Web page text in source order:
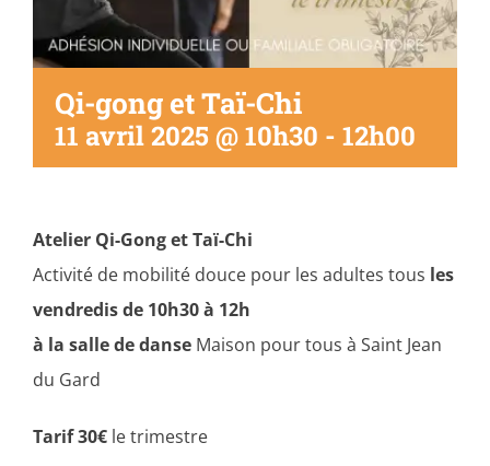
Qi-gong et Taï-Chi
11 avril 2025 @ 10h30 - 12h00
Atelier Qi-Gong et Taï-Chi
Activité de mobilité douce pour les adultes tous les
vendredis de 10h30 à 12h
à la salle de danse Maison pour tous à Saint Jean
du Gard
Tarif 30€ le trimestre